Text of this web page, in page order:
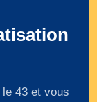
43 et vous